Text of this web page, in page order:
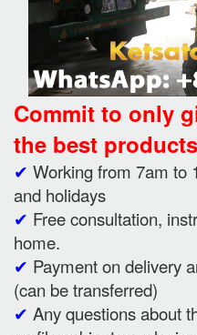
Commit to only
the best products
✔ Working from 7am to
and holidays
✔ Free consultation,
home.
✔ Payment on delivery
(can be transferred)
✔ Any questions about